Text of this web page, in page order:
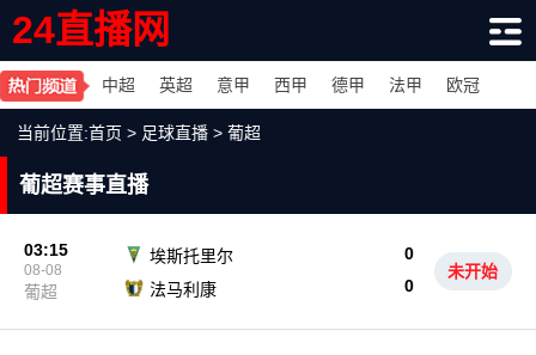
24直播网
中超 英超 意甲 西甲 德甲 法甲 欧冠
当前位置:首页 > 足球直播 > 葡超
葡超赛事直播
03:15
08-08
葡超
埃斯托里尔
0
0
法马利康
未开始